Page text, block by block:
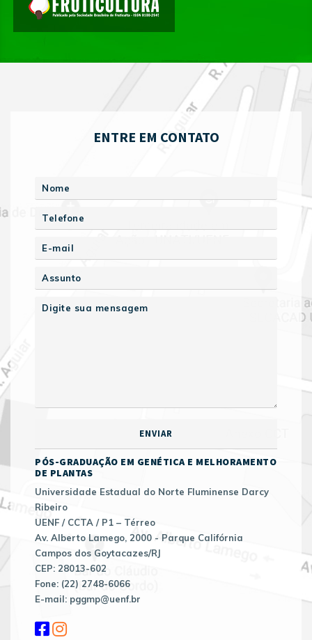
ENTRE EM CONTATO
PÓS-GRADUAÇÃO EM GENÉTICA E MELHORAMENTO
DE PLANTAS
Universidade Estadual do Norte Fluminense Darcy
Ribeiro
UENF / CCTA / P1 – Térreo
Av. Alberto Lamego, 2000 - Parque Califórnia
Campos dos Goytacazes/RJ
CEP: 28013-602
Fone: (22) 2748-6066
E-mail: pggmp@uenf.br